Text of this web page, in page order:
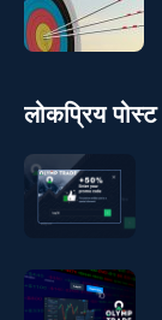
लोकप्रिय पोस्ट